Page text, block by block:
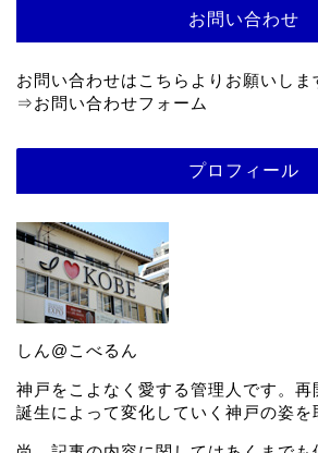
お問い合わせ
お問い合わせはこちらよりお願いしま
⇒お問い合わせフォーム
プロフィール
しん@こべるん
神戸をこよなく愛する管理人です。
誕生によって変化していく神戸の姿を